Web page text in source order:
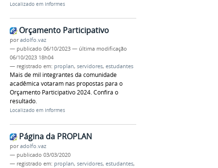
Localizado em Informes
Orçamento Participativo
poradolfo.vaz
— publicado 06/10/2023 — última modificação
06/10/2023 18h04
— registrado em: proplan, servidores, estudantes
Mais de mil integrantes da comunidade
acadêmica votaram nas propostas para o
Orçamento Participativo 2024. Confira o
resultado.
Localizado em Informes
Página da PROPLAN
poradolfo.vaz
— publicado 03/03/2020
— registrado em: proplan, servidores, estudantes,